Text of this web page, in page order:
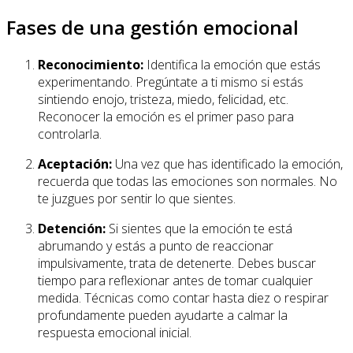
Fases de una gestión emocional
Reconocimiento: Identifica la emoción que estás
experimentando. Pregúntate a ti mismo si estás
sintiendo enojo, tristeza, miedo, felicidad, etc.
Reconocer la emoción es el primer paso para
controlarla.
Aceptación: Una vez que has identificado la emoción,
recuerda que todas las emociones son normales. No
te juzgues por sentir lo que sientes.
Detención: Si sientes que la emoción te está
abrumando y estás a punto de reaccionar
impulsivamente, trata de detenerte. Debes buscar
tiempo para reflexionar antes de tomar cualquier
medida. Técnicas como contar hasta diez o respirar
profundamente pueden ayudarte a calmar la
respuesta emocional inicial.